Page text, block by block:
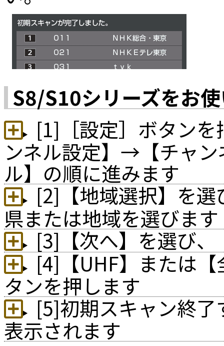
S8/S10シリーズをお
[1]［設定］ボタン
ンネル設定】→【チャ
ル】の順に進みます
[2]【地域選択】を
県または地域を選びます
[3]【次へ】を選び
[4]【UHF】または
タンを押します
[5]初期スキャン終
表示されます